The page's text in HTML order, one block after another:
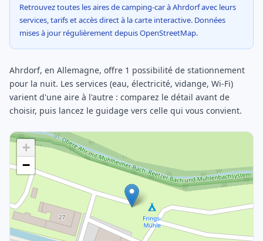
Retrouvez toutes les aires de camping-car à Ahrdorf avec leurs
services, tarifs et accès direct à la carte interactive. Données
mises à jour régulièrement depuis OpenStreetMap.
Ahrdorf, en Allemagne, offre 1 possibilité de stationnement
pour la nuit. Les services (eau, électricité, vidange, Wi-Fi)
varient d'une aire à l'autre : comparez le détail avant de
choisir, puis lancez le guidage vers celle qui vous convient.
+
−